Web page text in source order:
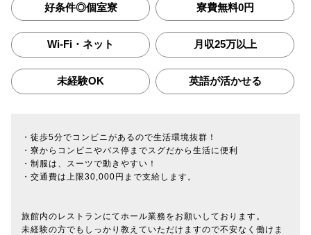
好条件◎個室寮 寮費無料0円
Wi-Fi・ネット 月収25万以上
未経験OK 英語が活かせる
・徒歩5分でコンビニがあるので生活環境抜群！
・寮からコンビニやバス停までスグだから生活に便利
・制服は、スーツで動きやすい！
・交通費は上限30,000円まで支給します。
旅館内のレストランにてホール業務をお願いしております。
未経験の方でもしっかり教えていただけますので不安なく働けま